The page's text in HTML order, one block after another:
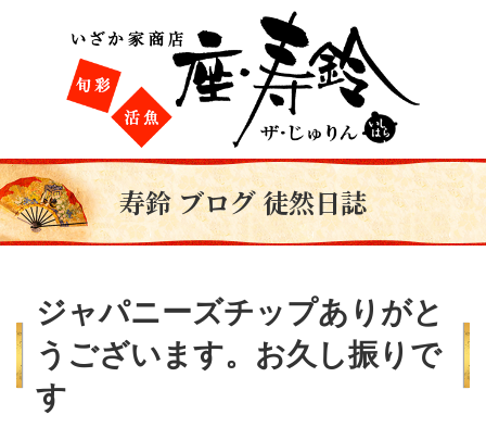
寿鈴 ブログ 徒然日誌
ジャパニーズチップありがと
うございます。お久し振りで
す